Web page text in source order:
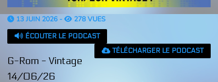
13 JUIN 2026 - 278 VUES
ÉCOUTER LE PODCAST
TÉLÉCHARGER LE PODCAST
G-Rom - Vintage
14/06/26